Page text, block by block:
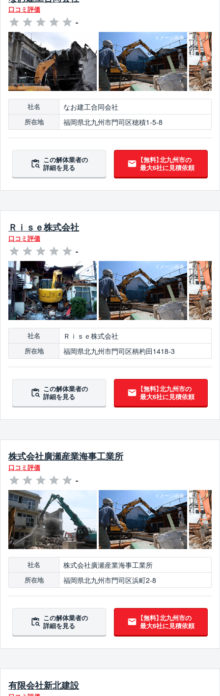
口コミ評価
-
社名 なお建工合同会社
所在地 福岡県北九州市門司区穂積1-5-8
この解体業者の
詳細を見る
【無料】北九州市の
最大6社に見積依頼
Ｒｉｓｅ株式会社
口コミ評価
-
社名 Ｒｉｓｅ株式会社
所在地 福岡県北九州市門司区柄杓田1418-3
この解体業者の
詳細を見る
【無料】北九州市の
最大6社に見積依頼
株式会社廣瀬産業海事工業所
口コミ評価
-
社名 株式会社廣瀬産業海事工業所
所在地 福岡県北九州市門司区浜町2-8
この解体業者の
詳細を見る
【無料】北九州市の
最大6社に見積依頼
有限会社新北建設